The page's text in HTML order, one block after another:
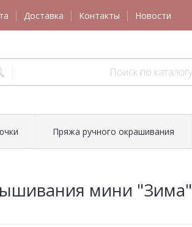
Доставка Контакты Новости
Пряжа ручного окрашивания
мини "Зима"